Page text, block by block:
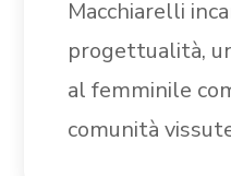
Macchiarelli
progettualità,
al femminile
comunità